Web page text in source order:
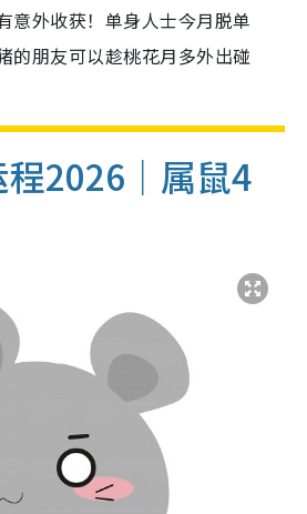
意外收获！单身人士今月脱单
的朋友可以趁桃花月多外出碰
2026｜属鼠4